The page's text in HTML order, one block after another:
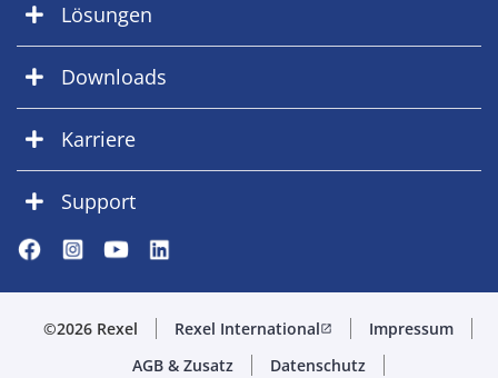
Lösungen
Downloads
Karriere
Support
©2026 Rexel Rexel Internationalopen_in_new
Impressum
AGB & Zusatz
Datenschutz